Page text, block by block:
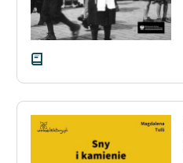
Szkoła Poezji Wolnych
Lektur
O nas
Kontakt